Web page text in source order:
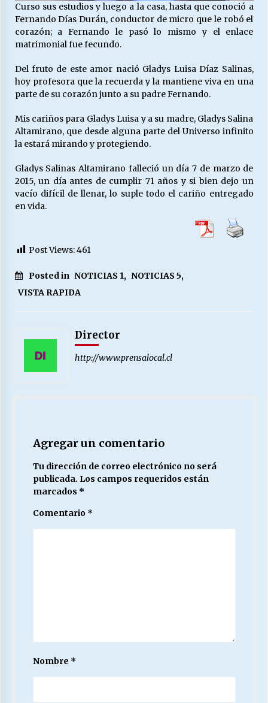
Curso sus estudios y luego a la casa, hasta que conoció a
Fernando Días Durán, conductor de micro que le robó el
corazón; a Fernando le pasó lo mismo y el enlace
matrimonial fue fecundo.
Del fruto de este amor nació Gladys Luisa Díaz Salinas,
hoy profesora que la recuerda y la mantiene viva en una
parte de su corazón junto a su padre Fernando.
Mis cariños para Gladys Luisa y a su madre, Gladys Salina
Altamirano, que desde alguna parte del Universo infinito
la estará mirando y protegiendo.
Gladys Salinas Altamirano falleció un día 7 de marzo de
2015, un día antes de cumplir 71 años y si bien dejo un
vacío difícil de llenar, lo suple todo el cariño entregado
en vida.
Post Views:461
Posted in NOTICIAS 1, NOTICIAS 5,
VISTA RAPIDA
Director
http://www.prensalocal.cl
Agregar un comentario
Tu dirección de correo electrónico no será
publicada. Los campos requeridos están
marcados *
Comentario *
Nombre *